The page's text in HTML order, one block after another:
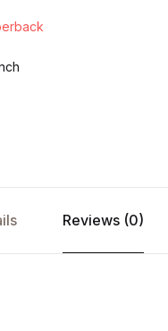
Reviews (0)